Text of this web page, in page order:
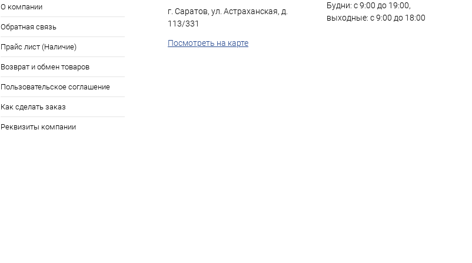
О компании
Обратная связь
Прайс лист (Наличие)
Возврат и обмен товаров
Пользовательское соглашение
Как сделать заказ
Реквизиты компании
г. Саратов, ул. Астраханская, д.
113/331
Посмотреть на карте
Будни: с 9:00 до 19:00,
выходные: с 9:00 до 18:00